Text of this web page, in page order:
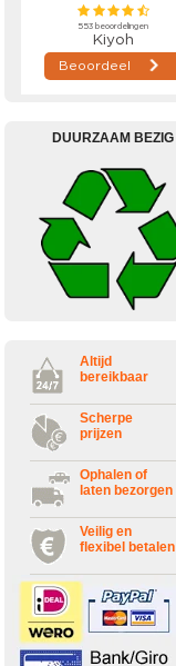
DUURZAAM BEZIG
Altijd
bereikbaar
Scherpe
prijzen
Ophalen of
laten bezorgen
Veilig en
flexibel betalen